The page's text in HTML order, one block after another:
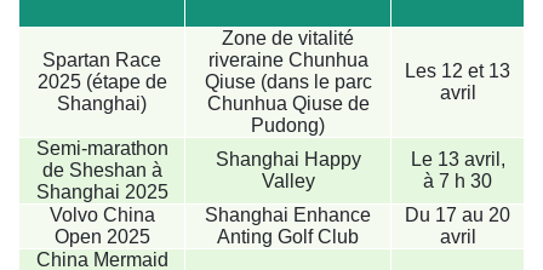
Spartan Race
2025 (étape de
Shanghai)
Zone de vitalité
riveraine Chunhua
Qiuse (dans le parc
Chunhua Qiuse de
Pudong)
Les 12 et 13
avril
Semi-marathon
de Sheshan à
Shanghai 2025
Shanghai Happy
Valley
Le 13 avril,
à 7 h 30
Volvo China
Open 2025
Shanghai Enhance
Anting Golf Club
Du 17 au 20
avril
China Mermaid